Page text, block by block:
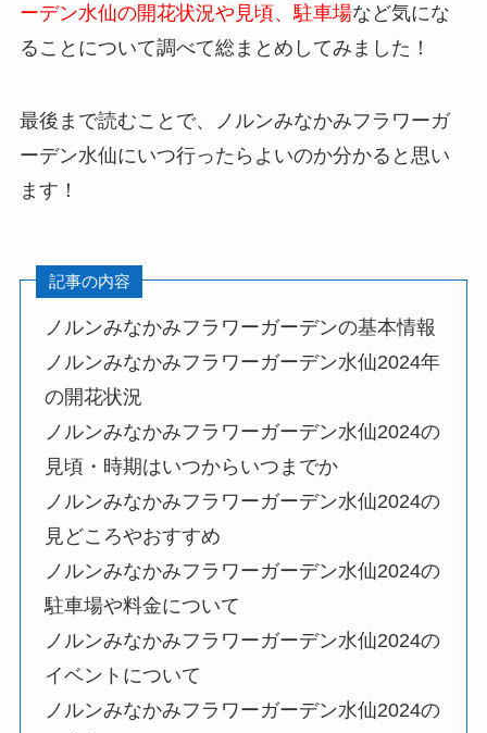
ーデン水仙の開花状況や見頃、駐車場など気にな
ることについて調べて総まとめしてみました！
最後まで読むことで、
ノルンみなかみフラワーガ
ーデン水仙にいつ行ったらよいのか分かると思い
ます！
記事の内容
ノルンみなかみフラワーガーデンの基本情報
ノルンみなかみフラワーガーデン水仙2024年
の開花状況
ノルンみなかみフラワーガーデン水仙2024の
見頃・時期はいつからいつまでか
ノルンみなかみフラワーガーデン水仙2024の
見どころやおすすめ
ノルンみなかみフラワーガーデン水仙2024の
駐車場や料金について
ノルンみなかみフラワーガーデン水仙2024の
イベントについて
ノルンみなかみフラワーガーデン水仙2024の